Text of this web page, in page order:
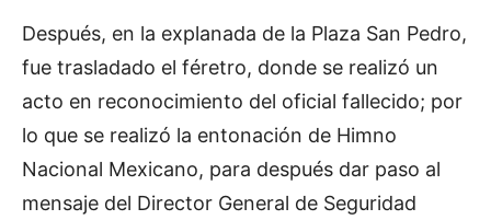
Después, en la explanada de la Plaza San Pedro,
fue trasladado el féretro, donde se realizó un
acto en reconocimiento del oficial fallecido; por
lo que se realizó la entonación de Himno
Nacional Mexicano, para después dar paso al
mensaje del Director General de Seguridad